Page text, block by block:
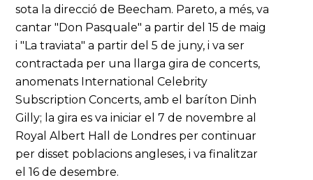
sota la direcció de Beecham. Pareto, a més, va
cantar "Don Pasquale" a partir del 15 de maig
i "La traviata" a partir del 5 de juny, i va ser
contractada per una llarga gira de concerts,
anomenats International Celebrity
Subscription Concerts, amb el baríton Dinh
Gilly; la gira es va iniciar el 7 de novembre al
Royal Albert Hall de Londres per continuar
per disset poblacions angleses, i va finalitzar
el 16 de desembre.